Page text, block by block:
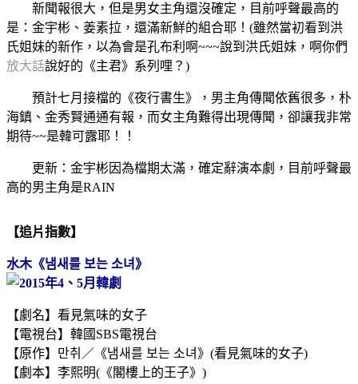
新聞報很大，但是男女主角還沒確定，目前呼聲最高的
是：金宇彬、姜素拉，還滿新鮮的組合耶！(雖然當初看到洪
氏姐妹的新作，以為會是孔布利啊~~~說到洪氏姐妹，啊你們
放大話說好的《主君》系列哩？)
預計七月接檔的《夜行書生》，男主角傳聞依舊很多，朴
海鎮、金秀賢通通有報，而女主角難得出現傳聞，卻讓我非常
期待~~是韓可露耶！！
更新：金宇彬因為檔期太滿，確定辭演本劇，目前呼聲最
高的男主角是RAIN
【追片指數】
水木《냄새를 보는 소녀 》
【劇名】看見氣味的女子
【電視台】韓國SBS電視台
【原作】만취／《냄새를 보는 소녀》(看見氣味的女子)
【劇本】李熙明(《閣樓上的王子》)